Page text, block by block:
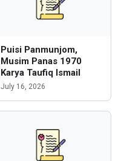
Puisi Panmunjom,
Musim Panas 1970
Karya Taufiq Ismail
July 16, 2026